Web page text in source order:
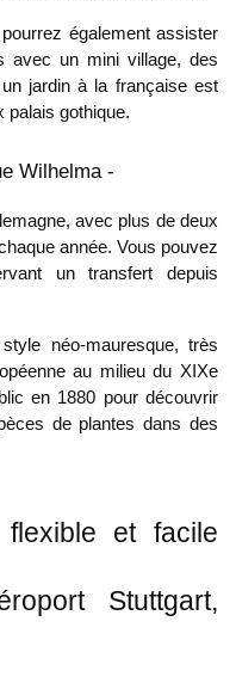
également assister
avec un mini village, des
jardin à la française est
palais gothique.
Wilhelma -
avec plus de deux
année. Vous pouvez
un transfert depuis
néo-mauresque, très
au milieu du XIXe
en 1880 pour découvrir
de plantes dans des
et facile
Stuttgart,